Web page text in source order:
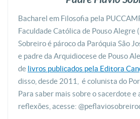
Bacharel em Filosofia pela
Faculdade Católica de Pouso Alegre
Sobreiro é pároco da Paróquia São
e padre da Arquidiocese de Pouso
de livros publicados pela Editora
disso, desde 2011, é colunista do
Para saber mais sobre o sacerdote e
reflexões, acesse: